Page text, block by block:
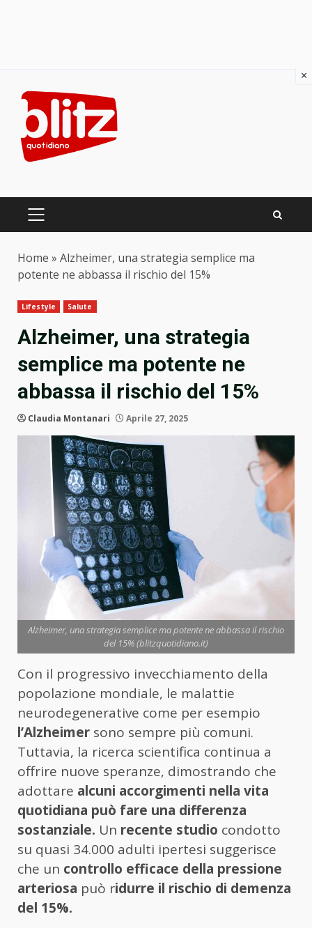
content
PRIMARY
Home » Alzheimer, una strategia semplice ma
potente ne abbassa il rischio del 15%
Lifestyle Salute
Alzheimer, una strategia
semplice ma potente ne
abbassa il rischio del 15%
Claudia Montanari Aprile 27, 2025
Alzheimer, una strategia semplice ma potente ne abbassa il rischio
del 15% (blitzquotidiano.it)
Con il progressivo invecchiamento della
popolazione mondiale, le malattie
neurodegenerative come per esempio
l’Alzheimer sono sempre più comuni.
Tuttavia, la ricerca scientifica continua a
offrire nuove speranze, dimostrando che
adottare alcuni accorgimenti nella vita
quotidiana può fare una differenza
sostanziale. Un recente studio condotto
su quasi 34.000 adulti ipertesi suggerisce
che un controllo efficace della pressione
arteriosa può ridurre il rischio di demenza
del 15%.
×